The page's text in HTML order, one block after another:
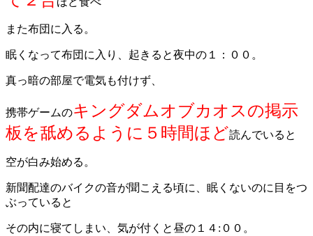
また布団に入る。
眠くなって布団に入り、起きると夜中の１：００。
真っ暗の部屋で電気も付けず、
携帯ゲームのキングダムオブカオスの掲示
板を舐めるように５時間ほど読んでいると
空が白み始める。
新聞配達のバイクの音が聞こえる頃に、眠くないのに目をつ
ぶっていると
その内に寝てしまい、気が付くと昼の１４:００。